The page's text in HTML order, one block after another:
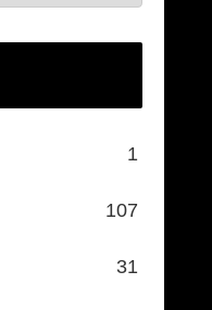
1
107
31